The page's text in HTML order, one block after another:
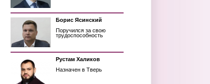
Борис Ясинский
Поручился за свою
трудоспособность
Рустам Халиков
Назначен в Тверь